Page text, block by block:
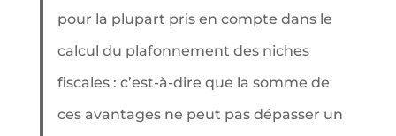
pour la plupart pris en compte dans le
calcul du plafonnement des niches
fiscales : c’est-à-dire que la somme de
ces avantages ne peut pas dépasser un